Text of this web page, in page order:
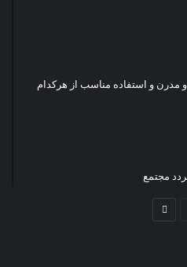
مدرن و استفاده مناسب از هرکدام
صفحه